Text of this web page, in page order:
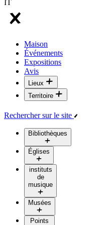
IT
Maison
Événements
Expositions
Avis
Lieux
Territoire
Rechercher sur le site
Bibliothèques
Églises
instituts
de
musique
Musées
Points